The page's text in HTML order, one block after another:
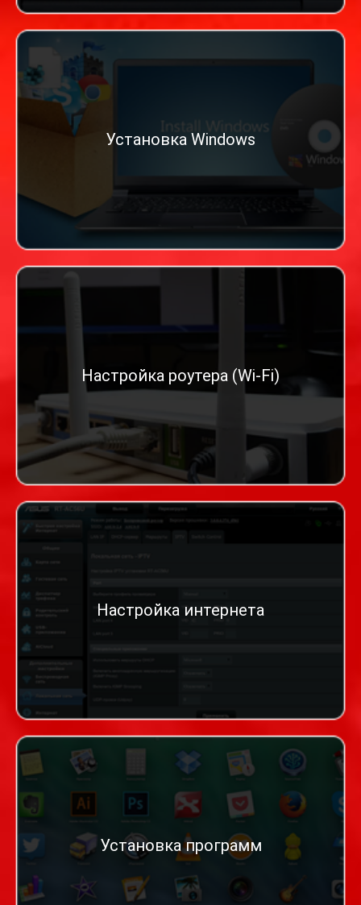
Установка Windows
Настройка роутера (Wi-Fi)
Настройка интернета
Установка программ